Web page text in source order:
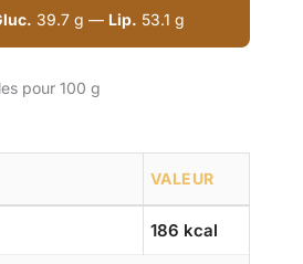
39.7 g — Lip. 53.1 g
pour 100 g
VALEUR
186 kcal